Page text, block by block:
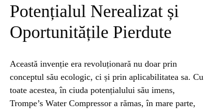
Potențialul Nerealizat și
Oportunitățile Pierdute
Această invenție era revoluționară nu doar prin
conceptul său ecologic, ci și prin aplicabilitatea sa. Cu
toate acestea, în ciuda potențialului său imens,
Trompe’s Water Compressor a rămas, în mare parte,